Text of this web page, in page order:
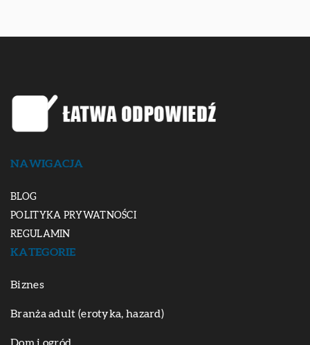
NAWIGACJA
BLOG
POLITYKA PRYWATNOŚCI
REGULAMIN
KATEGORIE
Biznes
Branża adult (erotyka, hazard)